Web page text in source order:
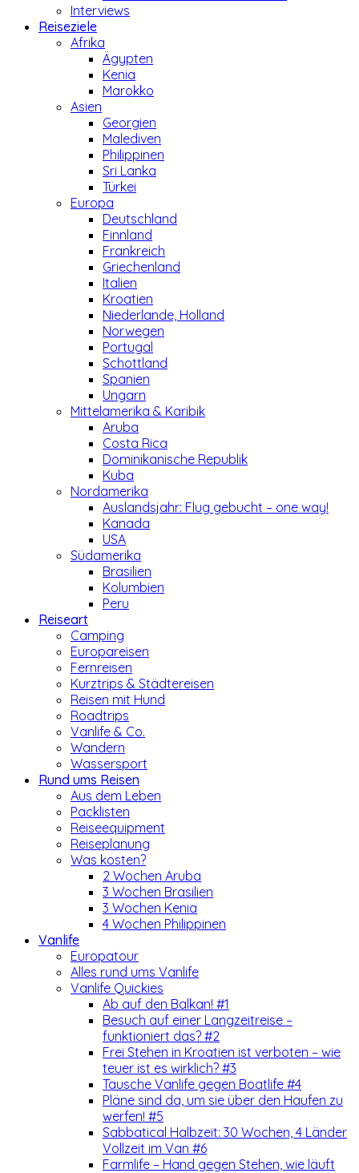
Interviews
Reiseziele
Afrika
Ägypten
Kenia
Marokko
Asien
Georgien
Malediven
Philippinen
Sri Lanka
Türkei
Europa
Deutschland
Finnland
Frankreich
Griechenland
Italien
Kroatien
Niederlande, Holland
Norwegen
Portugal
Schottland
Spanien
Ungarn
Mittelamerika & Karibik
Aruba
Costa Rica
Dominikanische Republik
Kuba
Nordamerika
Auslandsjahr: Flug gebucht – one way!
Kanada
USA
Südamerika
Brasilien
Kolumbien
Peru
Reiseart
Camping
Europareisen
Fernreisen
Kurztrips & Städtereisen
Reisen mit Hund
Roadtrips
Vanlife & Co.
Wandern
Wassersport
Rund ums Reisen
Aus dem Leben
Packlisten
Reiseequipment
Reiseplanung
Was kosten?
2 Wochen Aruba
3 Wochen Brasilien
3 Wochen Kenia
4 Wochen Philippinen
Vanlife
Europatour
Alles rund ums Vanlife
Vanlife Quickies
Ab auf den Balkan! #1
Besuch auf einer Langzeitreise –
funktioniert das? #2
Frei Stehen in Kroatien ist verboten – wie
teuer ist es wirklich? #3
Tausche Vanlife gegen Boatlife #4
Pläne sind da, um sie über den Haufen zu
werfen! #5
Sabbatical Halbzeit: 30 Wochen, 4 Länder
Vollzeit im Van #6
Farmlife – Hand gegen Stehen, wie läuft